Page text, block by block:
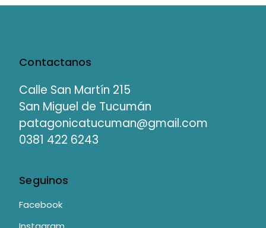
Contactanos
Calle San Martín 215
San Miguel de Tucumán
patagonicatucuman@gmail.com
0381 422 6243
Seguinos
Facebook